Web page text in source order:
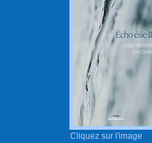
Cliquez sur l'image